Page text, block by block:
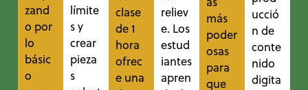
zand
o por
lo
básic
o
límite
s y
crear
pieza
s
clase
de 1
hora
ofrec
e una
reliev
e. Los
estud
iantes
apren
más
poder
osas
para
que
ucció
n de
conte
nido
digita